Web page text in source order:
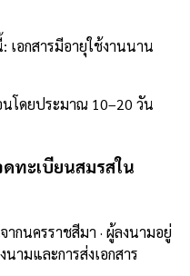
: เอกสารมีอายุใช้งานนาน
โดยประมาณ 10–20 วัน
ทะเบียนสมรสใน
กนครราชสีมา · ผู้ลงนามอยู่
ามและการส่งเอกสาร